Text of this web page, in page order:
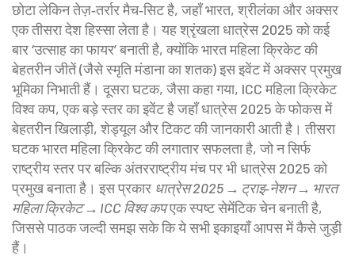
छोटा लेकिन तेज़‑तर्रार मैच‑सिटहै, जहाँ भारत, श्रीलंका और अक्सर
एक तीसरा देश हिस्सा लेता है। यह श्रृंखला धात्रेस 2025 को कई
बार ‘उत्साह का फायर’ बनाती है, क्योंकि भारत महिला क्रिकेट की
बेहतरीन जीतें (जैसे स्मृति मंडाना का शतक) इस इवेंट में अक्सर प्रमुख
भूमिका निभाती हैं। दूसरा घटक, जैसा कहा गया, ICC महिला क्रिकेट
विश्व कप, एक बड़े स्तर का इवेंट है जहाँ धात्रेस 2025 के फोकस में
बेहतरीन खिलाड़ी, शेड्यूल और टिकट की जानकारी आती है। तीसरा
घटक भारत महिला क्रिकेट की लगातार सफलता है, जो न सिर्फ
राष्ट्रीय स्तर पर बल्कि अंतरराष्ट्रीय मंच पर भी धात्रेस 2025 को
प्रमुख बनाता है। इस प्रकार धात्रेस 2025 → ट्राइ‑नेशन → भारत
महिला क्रिकेट → ICC विश्व कपएक स्पष्ट सेमेंटिक चेन बनाती है,
जिससे पाठक जल्दी समझ सके कि ये सभी इकाइयाँ आपस में कैसे जुड़ी
हैं।